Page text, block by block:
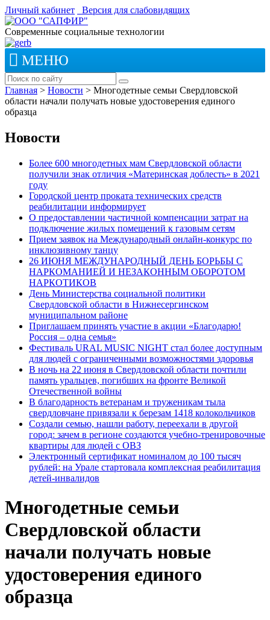
Личный кабинет Версия для слабовидящих
Современные социальные технологии
МЕНЮ
Главная > Новости > Многодетные семьи Свердловской
области начали получать новые удостоверения единого
образца
Новости
Более 600 многодетных мам Свердловской области
получили знак отличия «Материнская доблесть» в 2021
году
Городской центр проката технических средств
реабилитации информирует
О предоставлении частичной компенсации затрат на
подключение жилых помещений к газовым сетям
Прием заявок на Международный онлайн-конкурс по
инклюзивному танцу
26 ИЮНЯ МЕЖДУНАРОДНЫЙ ДЕНЬ БОРЬБЫ С
НАРКОМАНИЕЙ И НЕЗАКОННЫМ ОБОРОТОМ
НАРКОТИКОВ
День Министерства социальной политики
Свердловской области в Нижнесергинском
муниципальном районе
Приглашаем принять участие в акции «Благодарю!
Россия – одна семья»
Фестиваль URAL MUSIC NIGHT стал более доступным
для людей с ограниченными возможностями здоровья
В ночь на 22 июня в Свердловской области почтили
память уральцев, погибших на фронте Великой
Отечественной войны
В благодарность ветеранам и труженикам тыла
свердловчане привязали к березам 1418 колокольчиков
Создали семью, нашли работу, переехали в другой
город: зачем в регионе создаются учебно-тренировочные
квартиры для людей с ОВЗ
Электронный сертификат номиналом до 100 тысяч
рублей: на Урале стартовала комплексная реабилитация
детей-инвалидов
Многодетные семьи
Свердловской области
начали получать новые
удостоверения единого
образца